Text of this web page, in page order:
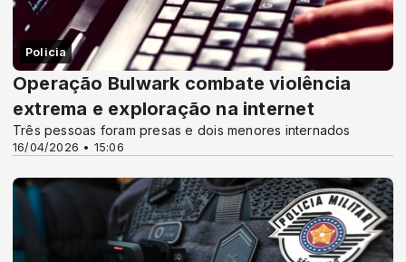
Policia
16/04/2026 • 15:06
Operação Bulwark combate violência
extrema e exploração na internet
Três pessoas foram presas e dois menores internados